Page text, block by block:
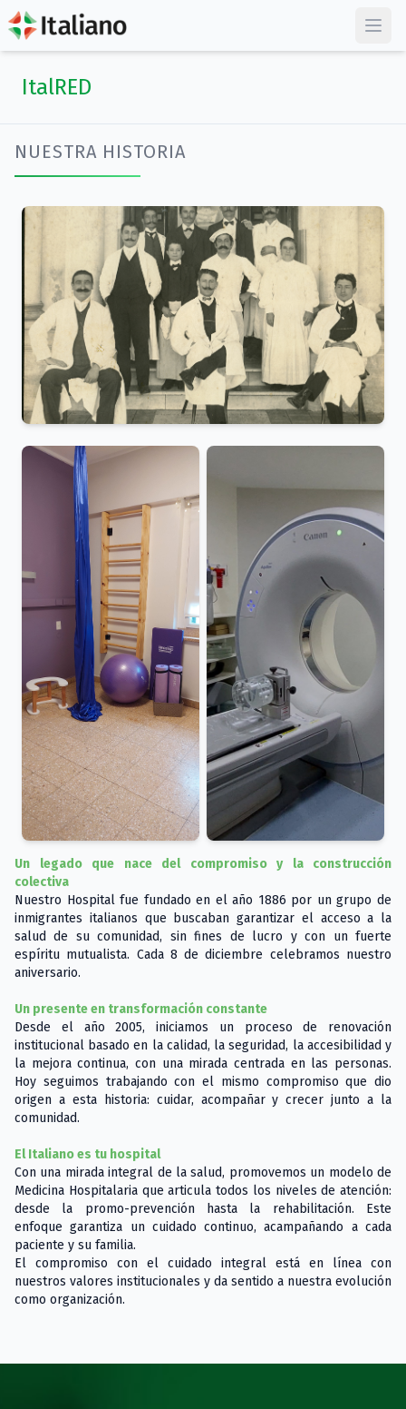
ItalRED
NUESTRA HISTORIA
Un legado que nace del compromiso y la construcción
colectiva
Nuestro Hospital fue fundado en el año 1886 por un grupo de
inmigrantes italianos que buscaban garantizar el acceso a la
salud de su comunidad, sin fines de lucro y con un fuerte
espíritu mutualista. Cada 8 de diciembre celebramos nuestro
aniversario.
Un presente en transformación constante
Desde el año 2005, iniciamos un proceso de renovación
institucional basado en la calidad, la seguridad, la accesibilidad y
la mejora continua, con una mirada centrada en las personas.
Hoy seguimos trabajando con el mismo compromiso que dio
origen a esta historia: cuidar, acompañar y crecer junto a la
comunidad.
El Italiano es tu hospital
Con una mirada integral de la salud, promovemos un modelo de
Medicina Hospitalaria que articula todos los niveles de atención:
desde la promo-prevención hasta la rehabilitación. Este
enfoque garantiza un cuidado continuo, acampañando a cada
paciente y su familia.
El compromiso con el cuidado integral está en línea con
nuestros valores institucionales y da sentido a nuestra evolución
como organización.